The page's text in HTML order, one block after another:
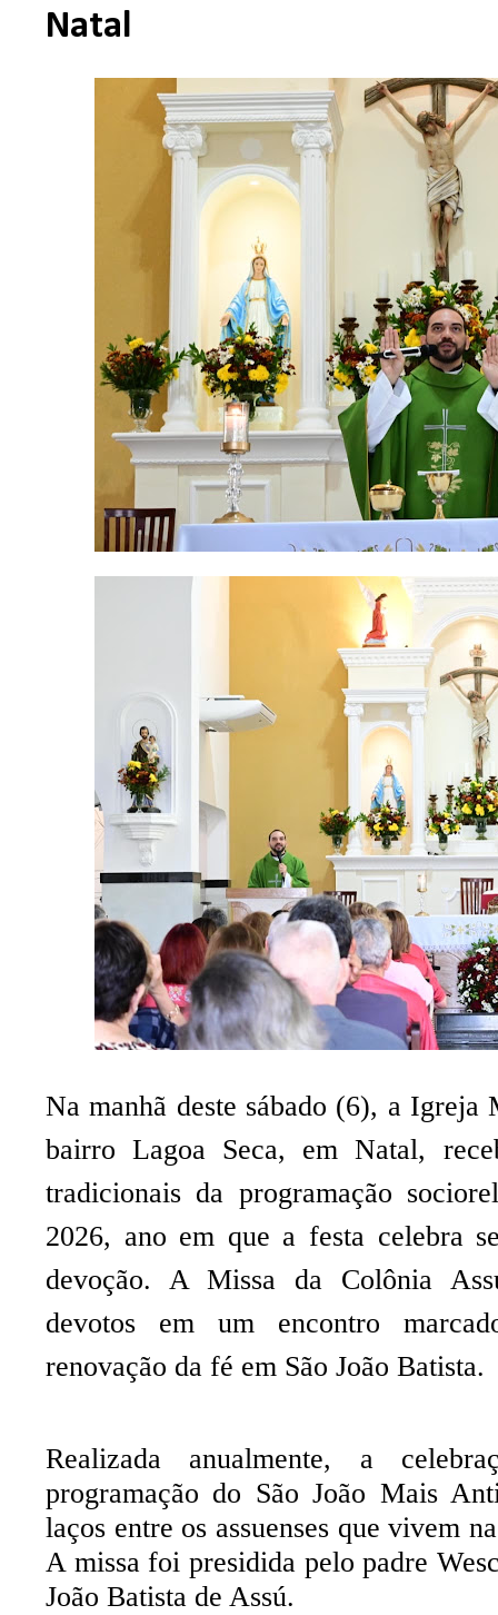
Natal
Na manhã deste sábado (6), a Igreja
bairro Lagoa Seca, em Natal,
tradicionais da programação
2026, ano em que a festa celebra
devoção. A Missa da Colônia
devotos em um encontro
renovação da fé em São João Batista.
Realizada anualmente, a
programação do São João Mais
laços entre os assuenses que vivem
A missa foi presidida pelo padre
João Batista de Assú.